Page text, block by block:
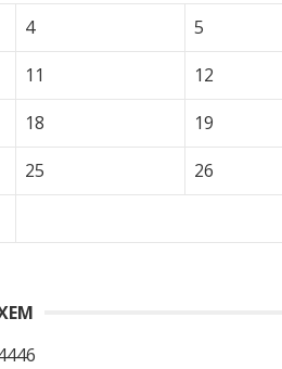
4
5
11
12
18
19
25
26